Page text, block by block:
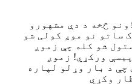
څخه د دې مشهورو
ساتو نو موږ کولی شو
شو کله چې زموږ
ورکړي! زموږ
چې د بار وړلو لپاره